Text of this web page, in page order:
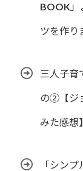
BOOK」
ツを作り
三人子育
の②【ジ
みた感想】
「シン